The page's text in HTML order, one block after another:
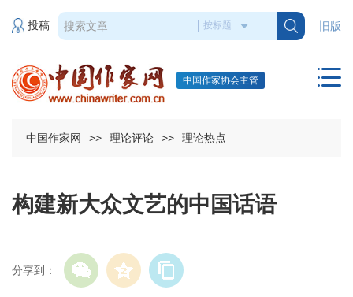
旧版
投稿
中国作家协会主管
中国作家网 >> 理论评论 >> 理论热点
构建新大众文艺的中国话语
分享到：